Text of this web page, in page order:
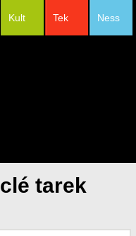
Ness
Tek
Kult
tarek